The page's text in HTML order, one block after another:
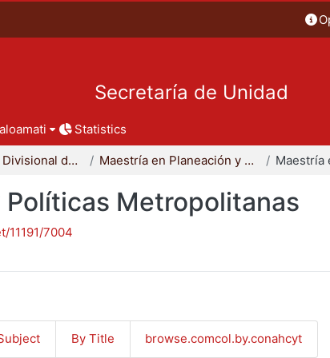
Secretaría de Unidad
Statistics
Coordinación Divisional de Posgrado Maestría en Planeación y Políticas Metropolitanas
Metropolitanas
11191/7004
By Title browse.comcol.by.conahcyt